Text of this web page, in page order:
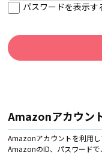
パスワードを表示す
Amazonアカウン
Amazonアカウントを利用し
AmazonのID、パスワードで